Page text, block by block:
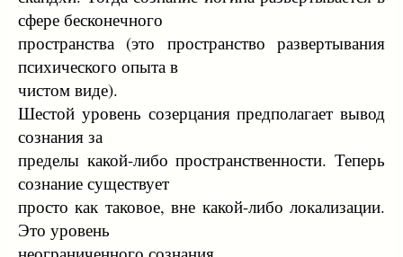
сфере бесконечного
пространства (это пространство развертывания
психического опыта в
чистом виде).
Шестой уровень созерцания предполагает вывод
сознания за
пределы какой-либо пространственности. Теперь
сознание существует
просто как таковое, вне какой-либо локализации.
Это уровень